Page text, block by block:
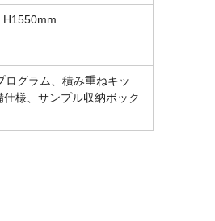
ログラム、積み重ねキッ
仕様、サンプル収納ボック